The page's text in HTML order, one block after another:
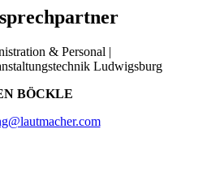
BÖCKLE